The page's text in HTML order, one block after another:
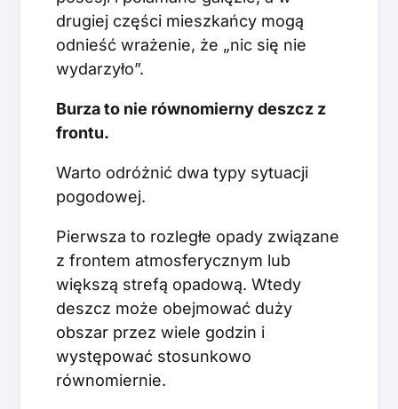
drugiej części mieszkańcy mogą
odnieść wrażenie, że „nic się nie
wydarzyło”.
Burza to nie równomierny deszcz z
frontu.
Warto odróżnić dwa typy sytuacji
pogodowej.
Pierwsza to rozległe opady związane
z frontem atmosferycznym lub
większą strefą opadową. Wtedy
deszcz może obejmować duży
obszar przez wiele godzin i
występować stosunkowo
równomiernie.